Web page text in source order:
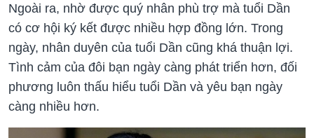
Ngoài ra, nhờ được quý nhân phù trợ mà tuổi Dần
có cơ hội ký kết được nhiều hợp đồng lớn. Trong
ngày, nhân duyên của tuổi Dần cũng khá thuận lợi.
Tình cảm của đôi bạn ngày càng phát triển hơn, đối
phương luôn thấu hiểu tuổi Dần và yêu bạn ngày
càng nhiều hơn.